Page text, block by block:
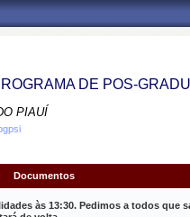
DE POS-
PIAUÍ
Documentos
às 13:30. Pedimos a todos que